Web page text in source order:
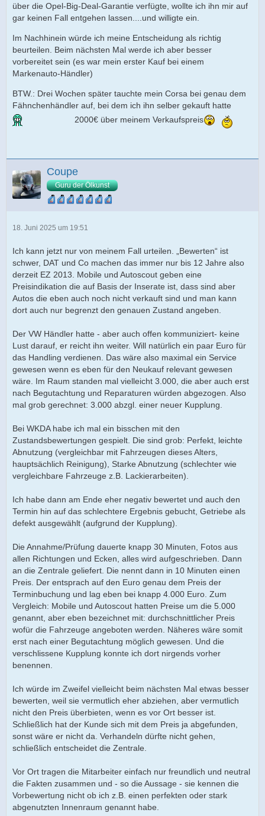
über die Opel-Big-Deal-Garantie verfügte, wollte ich ihn mir auf
gar keinen Fall entgehen lassen....und willigte ein.
Im Nachhinein würde ich meine Entscheidung als richtig
beurteilen. Beim nächsten Mal werde ich aber besser
vorbereitet sein (es war mein erster Kauf bei einem
Markenauto-Händler)
BTW.: Drei Wochen später tauchte mein Corsa bei genau dem
Fähnchenhändler auf, bei dem ich ihn selber gekauft hatte
2000€ über meinem Verkaufspreis
Coupe
Guru der Ölkunst
18. Juni 2025 um 19:51
Ich kann jetzt nur von meinem Fall urteilen. „Bewerten“ ist
schwer, DAT und Co machen das immer nur bis 12 Jahre also
derzeit EZ 2013. Mobile und Autoscout geben eine
Preisindikation die auf Basis der Inserate ist, dass sind aber
Autos die eben auch noch nicht verkauft sind und man kann
dort auch nur begrenzt den genauen Zustand angeben.
Der VW Händler hatte - aber auch offen kommuniziert- keine
Lust darauf, er reicht ihn weiter. Will natürlich ein paar Euro für
das Handling verdienen. Das wäre also maximal ein Service
gewesen wenn es eben für den Neukauf relevant gewesen
wäre. Im Raum standen mal vielleicht 3.000, die aber auch erst
nach Begutachtung und Reparaturen würden abgezogen. Also
mal grob gerechnet: 3.000 abzgl. einer neuer Kupplung.
Bei WKDA habe ich mal ein bisschen mit den
Zustandsbewertungen gespielt. Die sind grob: Perfekt, leichte
Abnutzung (vergleichbar mit Fahrzeugen dieses Alters,
hauptsächlich Reinigung), Starke Abnutzung (schlechter wie
vergleichbare Fahrzeuge z.B. Lackierarbeiten).
Ich habe dann am Ende eher negativ bewertet und auch den
Termin hin auf das schlechtere Ergebnis gebucht, Getriebe als
defekt ausgewählt (aufgrund der Kupplung).
Die Annahme/Prüfung dauerte knapp 30 Minuten, Fotos aus
allen Richtungen und Ecken, alles wird aufgeschrieben. Dann
an die Zentrale geliefert. Die nennt dann in 10 Minuten einen
Preis. Der entsprach auf den Euro genau dem Preis der
Terminbuchung und lag eben bei knapp 4.000 Euro. Zum
Vergleich: Mobile und Autoscout hatten Preise um die 5.000
genannt, aber eben bezeichnet mit: durchschnittlicher Preis
wofür die Fahrzeuge angeboten werden. Näheres wäre somit
erst nach einer Begutachtung möglich gewesen. Und die
verschlissene Kupplung konnte ich dort nirgends vorher
benennen.
Ich würde im Zweifel vielleicht beim nächsten Mal etwas besser
bewerten, weil sie vermutlich eher abziehen, aber vermutlich
nicht den Preis überbieten, wenn es vor Ort besser ist.
Schließlich hat der Kunde sich mit dem Preis ja abgefunden,
sonst wäre er nicht da. Verhandeln dürfte nicht gehen,
schließlich entscheidet die Zentrale.
Vor Ort tragen die Mitarbeiter einfach nur freundlich und neutral
die Fakten zusammen und - so die Aussage - sie kennen die
Vorbewertung nicht ob ich z.B. einen perfekten oder stark
abgenutzten Innenraum genannt habe.